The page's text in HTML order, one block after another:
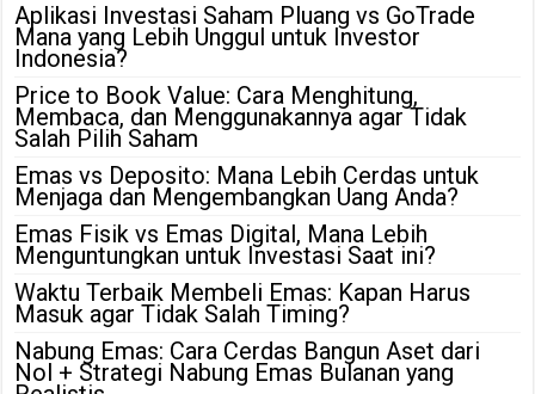
Aplikasi Investasi Saham Pluang vs GoTrade
Mana yang Lebih Unggul untuk Investor
Indonesia?
Price to Book Value: Cara Menghitung,
Membaca, dan Menggunakannya agar Tidak
Salah Pilih Saham
Emas vs Deposito: Mana Lebih Cerdas untuk
Menjaga dan Mengembangkan Uang Anda?
Emas Fisik vs Emas Digital, Mana Lebih
Menguntungkan untuk Investasi Saat ini?
Waktu Terbaik Membeli Emas: Kapan Harus
Masuk agar Tidak Salah Timing?
Nabung Emas: Cara Cerdas Bangun Aset dari
Nol + Strategi Nabung Emas Bulanan yang